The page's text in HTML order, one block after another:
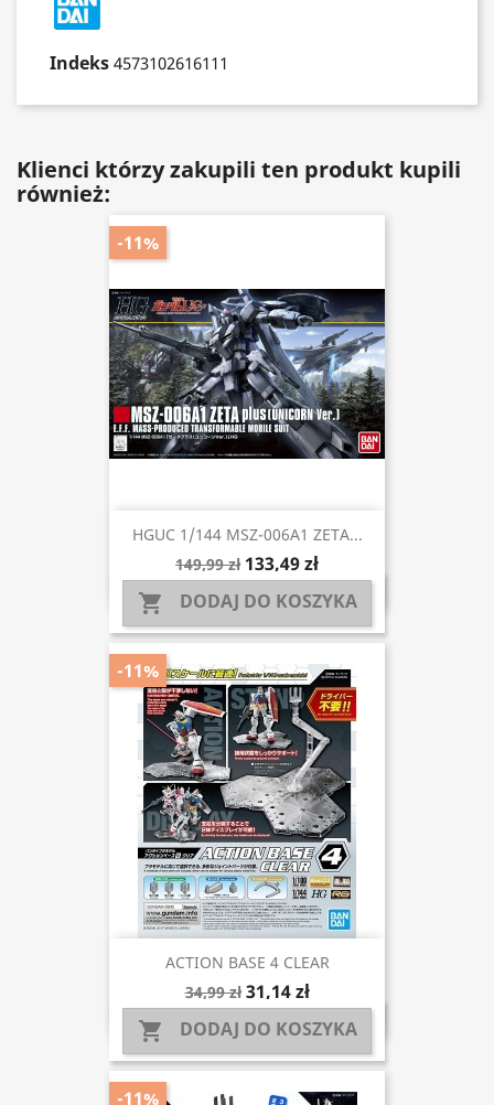
Indeks 4573102616111
Klienci którzy zakupili ten produkt kupili
również:
HGUC 1/144 MSZ-006A1 ZETA...
149,99 zł 133,49 zł
 DODAJ DO KOSZYKA
-11%
ACTION BASE 4 CLEAR
34,99 zł 31,14 zł
 DODAJ DO KOSZYKA
-11%
-11%